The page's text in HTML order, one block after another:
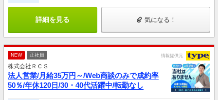
詳細を見る 気になる！
NEW 正社員 情報提供元
株式会社ＲＣＳ
法人営業/月給35万円～/Web商談のみで成約率
50％/年休120日/30・40代活躍中/転勤なし